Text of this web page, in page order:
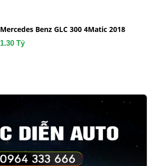
Mercedes Benz GLC 300 4Matic 2018
1.30 Tỷ